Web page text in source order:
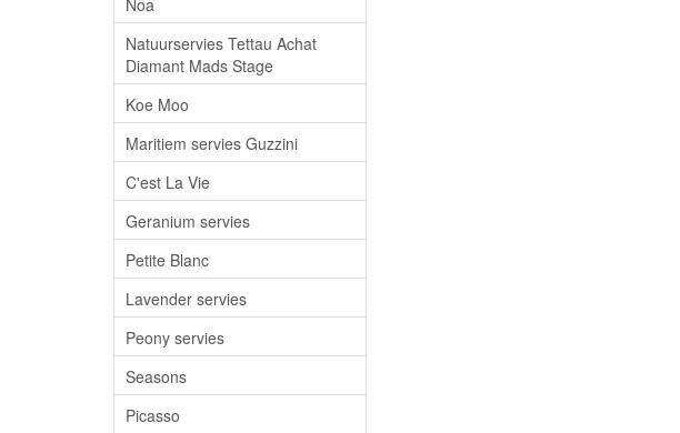
Natuurservies Tettau Achat
Diamant Mads Stage
Koe Moo
Maritiem servies Guzzini
C'est La Vie
Geranium servies
Petite Blanc
Lavender servies
Peony servies
Seasons
Picasso